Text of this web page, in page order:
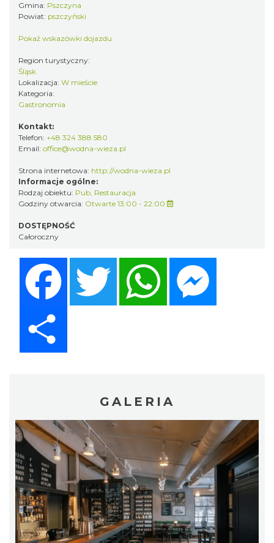
Gmina: Pszczyna
Powiat: pszczyński
Pokaż wskazówki dojazdu
Region turystyczny:
Śląsk
Lokalizacja: W mieście
Kategoria:
Gastronomia
Kontakt:
Telefon: +48 324 388 580
Email: office@wodna-wieza.pl
Strona internetowa: http://wodna-wieza.pl
Informacje ogólne:
Rodzaj obiektu: Pub, Restauracja
Godziny otwarcia: Otwarte 13:00 - 22:00
DOSTĘPNOŚĆ
Całoroczny
Twitter WhatsApp
GALERIA